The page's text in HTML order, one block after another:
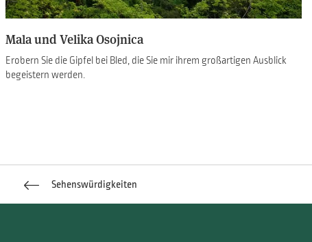
Mala und Velika Osojnica
Erobern Sie die Gipfel bei Bled, die Sie mir ihrem großartigen Ausblick
begeistern werden.
Sehenswürdigkeiten